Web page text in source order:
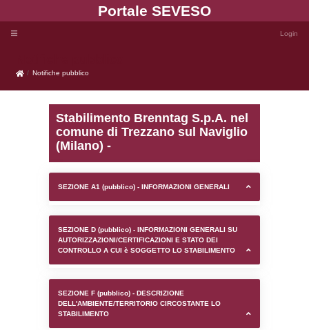
Portale
Notifiche pubblico
Notifiche pubblico
Stabilimento Brenntag
comune di Trezzano sul
(Milano) -